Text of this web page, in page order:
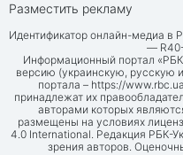
Разместить рекламу
Идентификатор онлайн-медиа в
—
Информационный портал
версию (украинскую, русскую
портала – https://www.rbc.ua
принадлежат их
авторами которых
размещены на условиях
4.0 International. Редакция РБК-
зрения авторов.